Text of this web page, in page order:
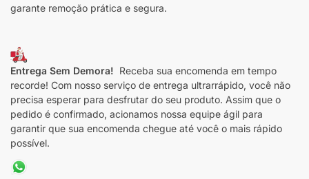
garante remoção prática e segura.
Entrega Sem Demora! Receba sua encomenda em tempo
recorde! Com nosso serviço de entrega ultrarrápido, você não
precisa esperar para desfrutar do seu produto. Assim que o
pedido é confirmado, acionamos nossa equipe ágil para
garantir que sua encomenda chegue até você o mais rápido
possível.